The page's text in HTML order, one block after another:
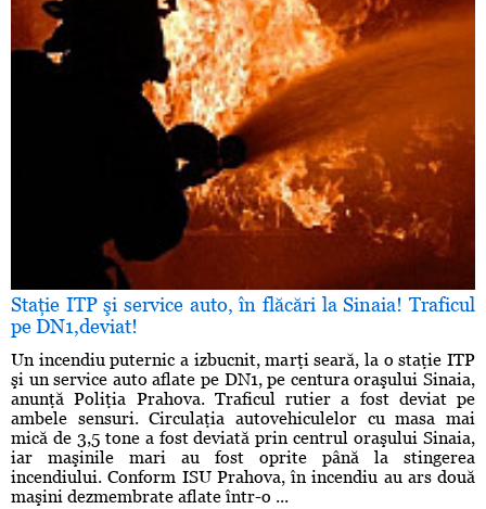
Staţie ITP şi service auto, în flăcări la Sinaia! Traficul
pe DN1,deviat!
Un incendiu puternic a izbucnit, marţi seară, la o staţie ITP
şi un service auto aflate pe DN1, pe centura oraşului Sinaia,
anunţă Poliţia Prahova. Traficul rutier a fost deviat pe
ambele sensuri. Circulaţia autovehiculelor cu masa mai
mică de 3,5 tone a fost deviată prin centrul oraşului Sinaia,
iar maşinile mari au fost oprite până la stingerea
incendiului. Conform ISU Prahova, în incendiu au ars două
maşini dezmembrate aflate într-o ...